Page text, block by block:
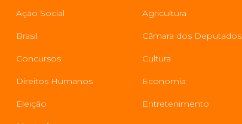
Ação Social Agricultura
Brasil Câmara dos Deputados
Concursos Cultura
Direitos Humanos Economia
Eleição Entretenimento